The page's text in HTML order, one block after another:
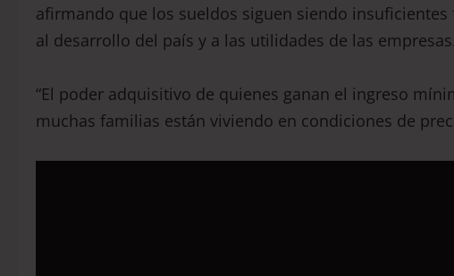
afirmando que los sueldos siguen siendo
al desarrollo del país y a las utilidades de las empresas.
“El poder adquisitivo de quienes ganan el ingreso
muchas familias están viviendo en condiciones de